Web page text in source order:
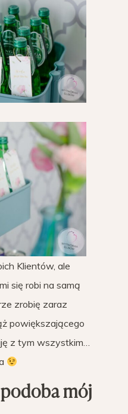
Klientów, ale
się robi na samą
zrobię zaraz
powiększającego
z tym wszystkim…
mój